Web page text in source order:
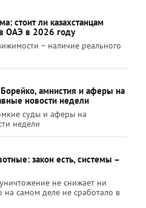
стоит ли казахстанцам
ОАЭ в 2026 году
– наличие реального
амнистия и аферы на
новости недели
суды и аферы на
недели
закон есть, системы –
не снижает ни
на самом деле не сработало в